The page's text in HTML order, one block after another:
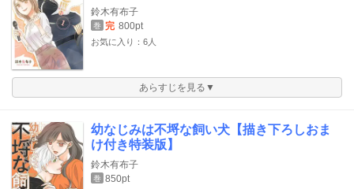
鈴木有布子
巻 完 800pt
お気に入り：6人
あらすじを見る▼
幼なじみは不埒な飼い犬【描き下ろしおま
け付き特装版】
鈴木有布子
巻 850pt